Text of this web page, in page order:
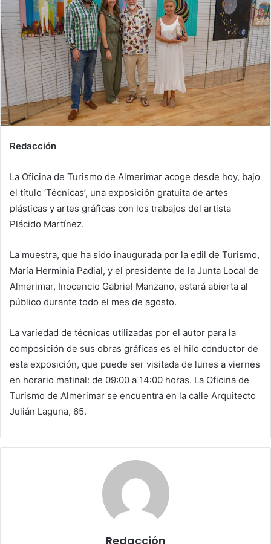
Redacción
La Oficina de Turismo de Almerimar acoge desde hoy, bajo
el título ‘Técnicas’, una exposición gratuita de artes
plásticas y artes gráficas con los trabajos del artista
Plácido Martínez.
La muestra, que ha sido inaugurada por la edil de Turismo,
María Herminia Padial, y el presidente de la Junta Local de
Almerimar, Inocencio Gabriel Manzano, estará abierta al
público durante todo el mes de agosto.
La variedad de técnicas utilizadas por el autor para la
composición de sus obras gráficas es el hilo conductor de
esta exposición, que puede ser visitada de lunes a viernes
en horario matinal: de 09:00 a 14:00 horas. La Oficina de
Turismo de Almerimar se encuentra en la calle Arquitecto
Julián Laguna, 65.
Redacción